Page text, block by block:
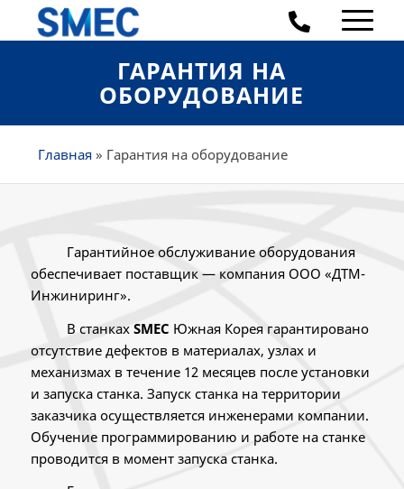
ГАРАНТИЯ НА
ОБОРУДОВАНИЕ
Главная » Гарантия на оборудование
Гарантийное обслуживание оборудования
обеспечивает поставщик — компания ООО «ДТМ-
Инжиниринг».
В станках SMEC Южная Корея гарантировано
отсутствие дефектов в материалах, узлах и
механизмах в течение 12 месяцев после установки
и запуска станка. Запуск станка на территории
заказчика осуществляется инженерами компании.
Обучение программированию и работе на станке
проводится в момент запуска станка.